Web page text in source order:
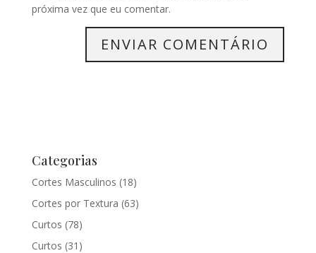
próxima vez que eu comentar.
Categorias
Cortes Masculinos (18)
Cortes por Textura (63)
Curtos (78)
Curtos (31)